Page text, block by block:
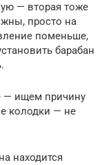
— вторая тоже
просто на
поменьше,
барабан
— ищем причину
колодки — не
находится